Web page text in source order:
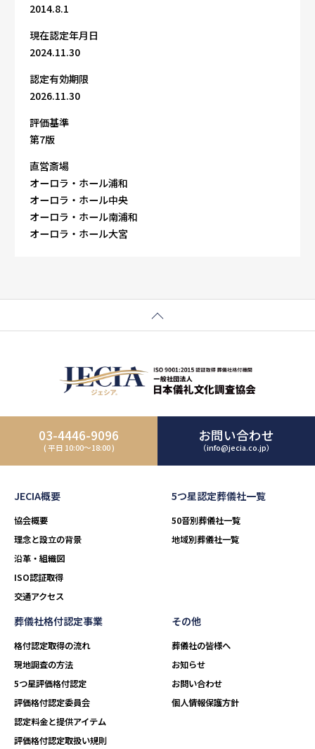
2014.8.1
現在認定年月日
2024.11.30
認定有効期限
2026.11.30
評価基準
第7版
直営斎場
オーロラ・ホール浦和
オーロラ・ホール中央
オーロラ・ホール南浦和
オーロラ・ホール大宮
03-4446-9096
( 平日 10:00～18:00 )
お問い合わせ
（info@jecia.co.jp）
JECIA概要
協会概要
理念と設立の背景
沿革・組織図
ISO認証取得
交通アクセス
5つ星認定葬儀社一覧
50音別葬儀社一覧
地域別葬儀社一覧
葬儀社格付認定事業
格付認定取得の流れ
現地調査の方法
5つ星評価格付認定
評価格付認定委員会
認定料金と提供アイテム
評価格付認定取扱い規則
その他
葬儀社の皆様へ
お知らせ
お問い合わせ
個人情報保護方針